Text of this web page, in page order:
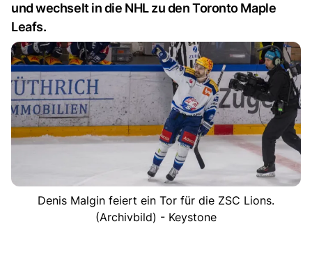
und wechselt in die NHL zu den Toronto Maple
Leafs.
Denis Malgin feiert ein Tor für die ZSC Lions.
(Archivbild) - Keystone